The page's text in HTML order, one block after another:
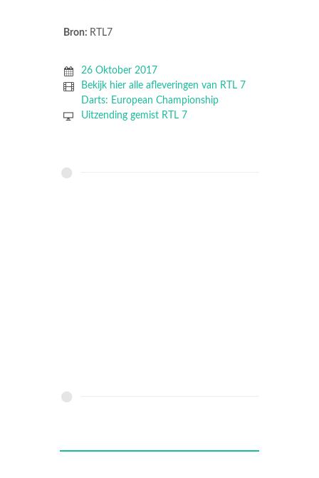
Bron: RTL7
26 Oktober 2017
Bekijk hier alle afleveringen van RTL 7
Darts: European Championship
Uitzending gemist RTL 7